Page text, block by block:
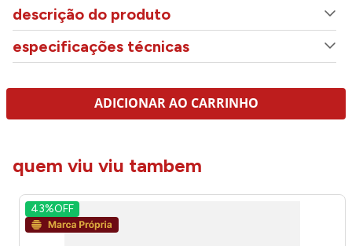
descrição do produto
especificações técnicas
ADICIONAR AO CARRINHO
quem viu viu tambem
43%OFF